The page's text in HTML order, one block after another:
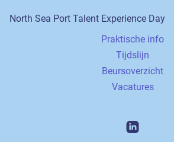
North Sea Port Talent Experience Day
Praktische info
Tijdslijn
Beursoverzicht
Vacatures